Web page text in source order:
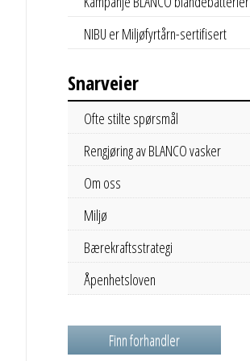
NIBU er Miljøfyrtårn-sertifisert
Snarveier
Ofte stilte spørsmål
Rengjøring av BLANCO vasker
Om oss
Miljø
Bærekraftsstrategi
Åpenhetsloven
Finn forhandler